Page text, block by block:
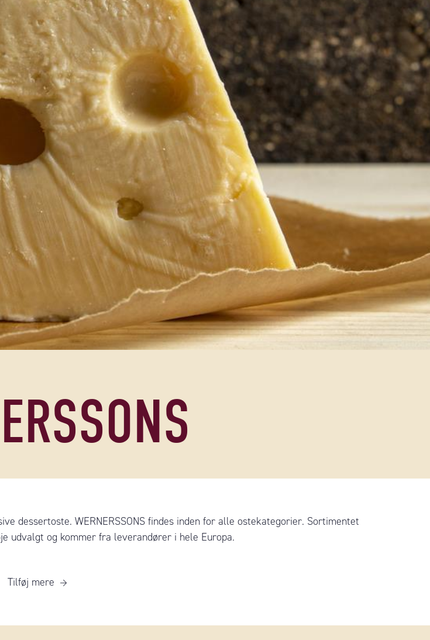
dessertoste. WERNERSSONS findes inden for alle ostekategorier. Sortimentet
udvalgt og kommer fra leverandører i hele Europa.
Tilføj mere